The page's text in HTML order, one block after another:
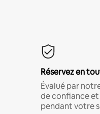
Réservez en
Évalué par
de confiance
pendant votre